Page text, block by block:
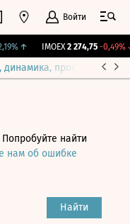
Войти
↑ IMOEX 2 274,75 -0,49%↓
прогнозы
найти
нам об ошибке
Найти